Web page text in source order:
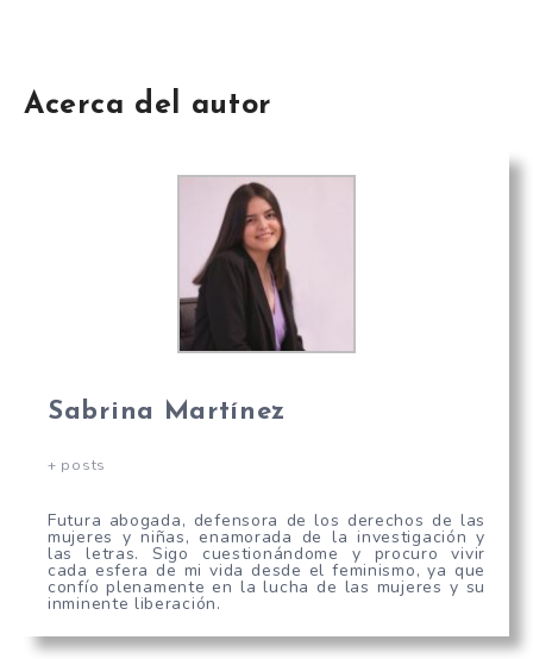
Acerca del autor
Sabrina Martínez
+ posts
Futura abogada, defensora de los derechos de las
mujeres y niñas, enamorada de la investigación y
las letras. Sigo cuestionándome y procuro vivir
cada esfera de mi vida desde el feminismo, ya que
confío plenamente en la lucha de las mujeres y su
inminente liberación.